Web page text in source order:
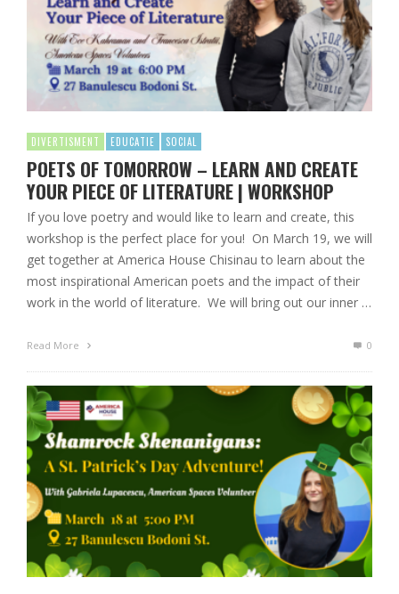
DIVERTISMENT EDUCATIE SOCIAL
POETS OF TOMORROW – LEARN AND CREATE
YOUR PIECE OF LITERATURE | WORKSHOP
If you love poetry and would like to learn and create, this
workshop is the perfect place for you! On March 19, we will
get together at America House Chisinau to learn about the
most inspirational American poets and the impact of their
work in the world of literature. We will bring out our inner …
Read More 0